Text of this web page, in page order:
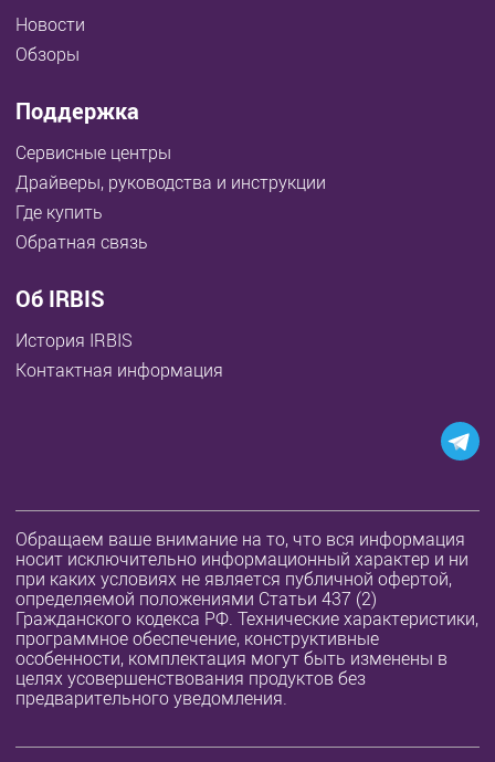
Новости
Обзоры
Поддержка
Сервисные центры
Драйверы, руководства и инструкции
Где купить
Обратная связь
Об IRBIS
История IRBIS
Контактная информация
Обращаем ваше внимание на то, что вся информация
носит исключительно информационный характер и ни
при каких условиях не является публичной офертой,
определяемой положениями Статьи 437 (2)
Гражданского кодекса РФ. Технические характеристики,
программное обеспечение, конструктивные
особенности, комплектация могут быть изменены в
целях усовершенствования продуктов без
предварительного уведомления.